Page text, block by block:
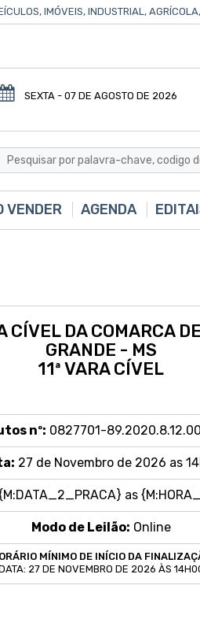
IMÓVEIS, INDUSTRIAL,
SEXTA - 07 DE AGOSTO DE 2026
VENDER AGENDA
CÍVEL DA COMARCA
GRANDE - MS
11ª VARA CÍVEL
nº: 0827701-
27 de Novembro de 2026 as
as
Modo de Leilão: Online
MÍNIMO DE INÍCIO DA
27 DE NOVEMBRO DE 2026 ÀS